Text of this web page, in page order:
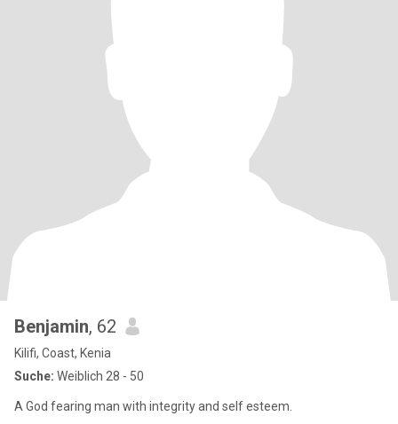
Benjamin, 62
Kilifi, Coast, Kenia
Suche: Weiblich 28 - 50
A God fearing man with integrity and self esteem.